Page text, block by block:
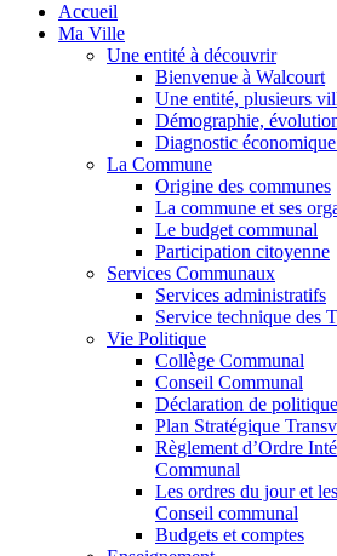
Accueil
Ma Ville
Une entité à découvrir
Bienvenue à Walcourt
Une entité, plusieurs
Démographie,
Diagnostic
La Commune
Origine des communes
La commune et ses
Le budget communal
Participation citoyenne
Services Communaux
Services administratifs
Service technique des
Vie Politique
Collège Communal
Conseil Communal
Déclaration de
Plan Stratégique
Règlement d’Ordre
Communal
Les ordres du jour et
Conseil communal
Budgets et comptes